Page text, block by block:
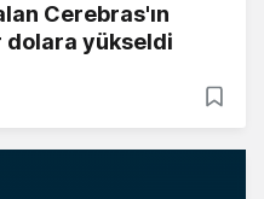
Cerebras'ın
yükseldi